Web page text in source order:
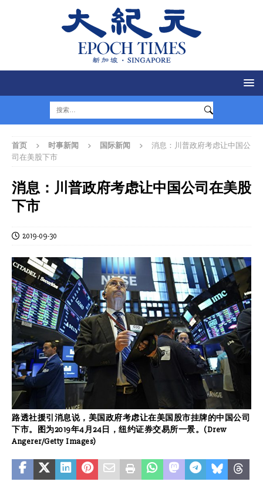
首页 时事新闻 国际新闻
消息：川普政府考虑让中国公
司在美股下市
消息：川普政府考虑让中国公司在美股
下市
2019-09-30
路透社援引消息说，美国政府考虑让在美国股市挂牌的中国公司
下市。图为2019年4月24日，纽约证券交易所一景。(Drew
Angerer/Getty Images)